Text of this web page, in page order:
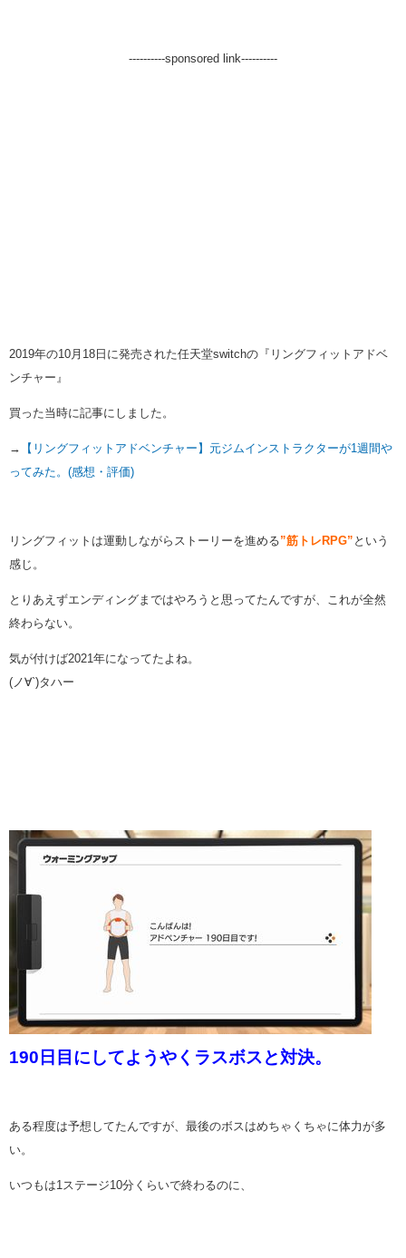
----------sponsored link----------
2019年の10月18日に発売された任天堂switchの『リングフィットアドベ
ンチャー』
買った当時に記事にしました。
→
【リングフィットアドベンチャー】元ジムインストラクターが1週間や
ってみた。(感想・評価)
リングフィットは運動しながらストーリーを進める”筋トレRPG” という
感じ。
とりあえずエンディングまではやろうと思ってたんですが、これが全然
終わらない。
気が付けば2021年になってたよね。
(ノ∀`)タハー
190日目にしてようやくラスボスと対決。
ある程度は予想してたんですが、最後のボスはめちゃくちゃに体力が多
い。
いつもは1ステージ10分くらいで終わるのに、